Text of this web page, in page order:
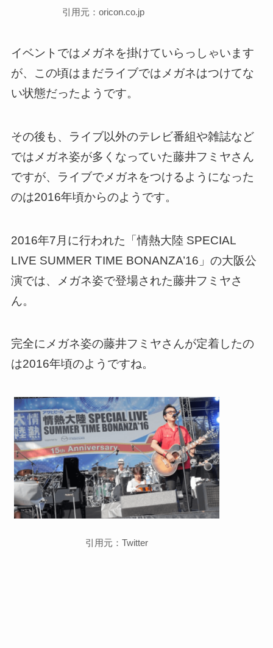
引用元：oricon.co.jp
イベントではメガネを掛けていらっしゃいます
が、この頃はまだライブではメガネはつけてな
い状態だったようです。
その後も、ライブ以外のテレビ番組や雑誌など
ではメガネ姿が多くなっていた藤井フミヤさん
ですが、ライブでメガネをつけるようになった
のは2016年頃からのようです。
2016年7月に行われた「情熱大陸 SPECIAL
LIVE SUMMER TIME BONANZA’16」の大阪公
演では、メガネ姿で登場された藤井フミヤさ
ん。
完全にメガネ姿の藤井フミヤさんが定着したの
は2016年頃のようですね。
引用元：Twitter